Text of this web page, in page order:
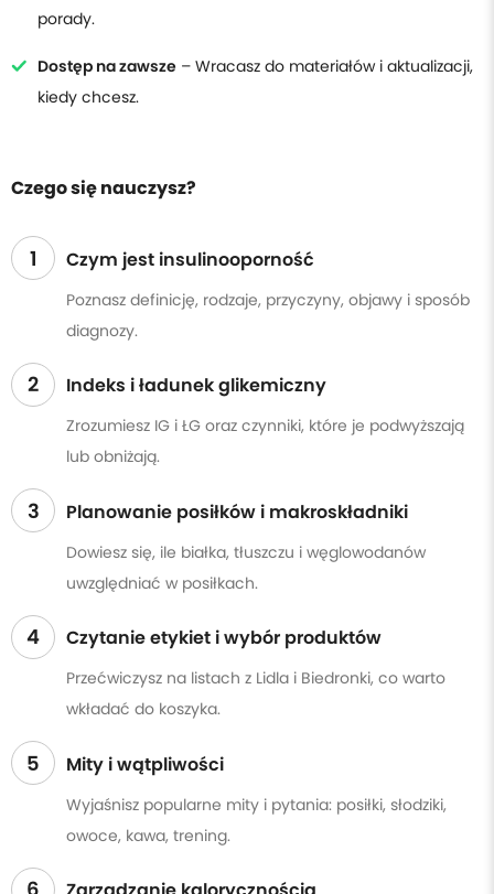
porady.
Dostęp na zawsze – Wracasz do materiałów i aktualizacji,
kiedy chcesz.
Czego się nauczysz?
1 Czym jest insulinooporność
Poznasz definicję, rodzaje, przyczyny, objawy i sposób
diagnozy.
2 Indeks i ładunek glikemiczny
Zrozumiesz IG i ŁG oraz czynniki, które je podwyższają
lub obniżają.
3 Planowanie posiłków i makroskładniki
Dowiesz się, ile białka, tłuszczu i węglowodanów
uwzględniać w posiłkach.
4 Czytanie etykiet i wybór produktów
Przećwiczysz na listach z Lidla i Biedronki, co warto
wkładać do koszyka.
5 Mity i wątpliwości
Wyjaśnisz popularne mity i pytania: posiłki, słodziki,
owoce, kawa, trening.